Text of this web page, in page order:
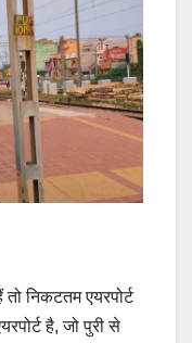
निकटतम एयरपोर्ट
है, जो पुरी से